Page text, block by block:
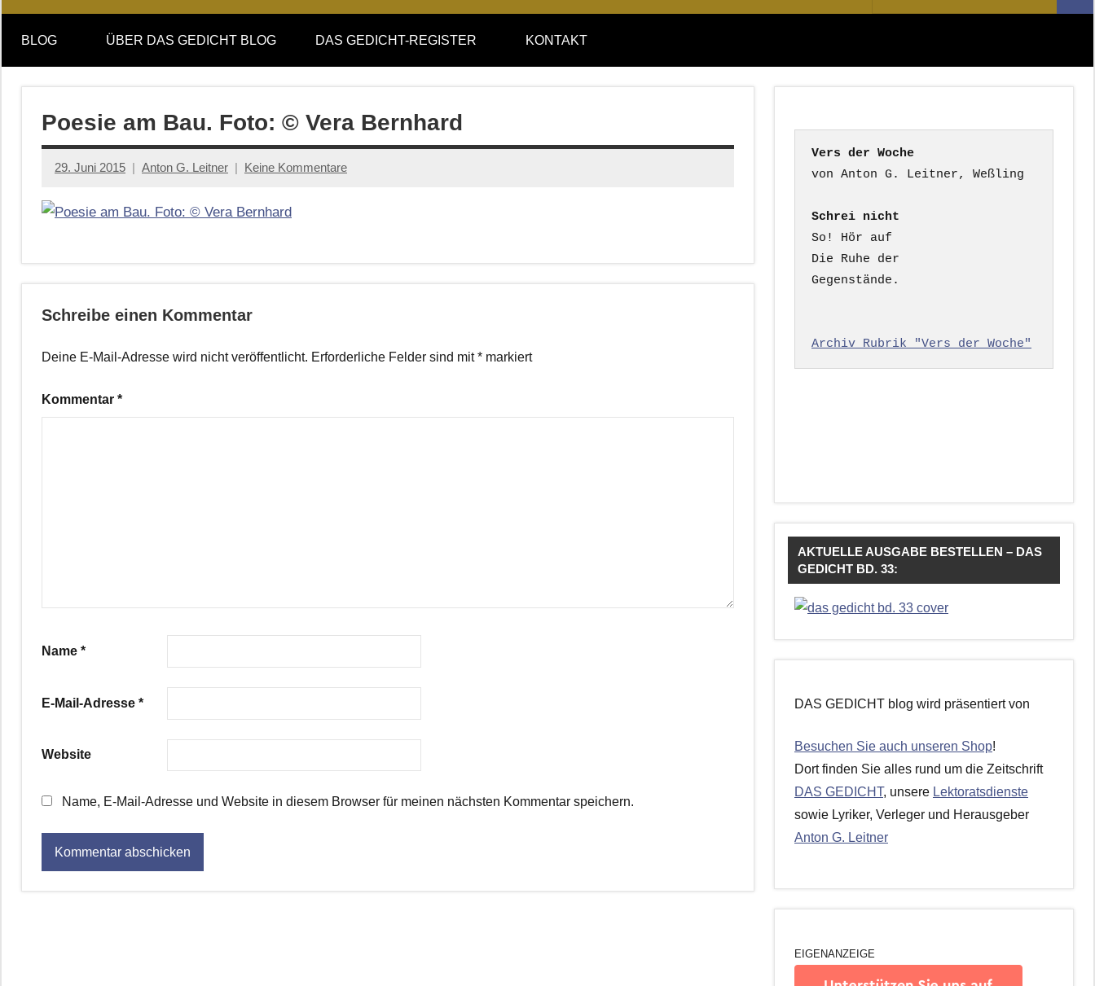
DAS
GEDICHT
blog
DAS
GEDICHT.
Zeitschrift
nach:
BLOG ÜBER DAS GEDICHT BLOG DAS GEDICHT-REGISTER KONTAKT
Poesie am Bau. Foto: © Vera Bernhard
29. Juni 2015 Anton G. Leitner Keine Kommentare
Schreibe einen Kommentar
Deine E-Mail-Adresse wird nicht veröffentlicht. Erforderliche Felder sind mit* markiert
Kommentar *
Name *
E-Mail-Adresse *
Website
Name, E-Mail-Adresse und Website in diesem Browser für meinen nächsten Kommentar speichern.
Vers der Woche
Schrei nicht
So! Hör auf
Die Ruhe der
Gegenstände.
Archiv Rubrik "Vers der Woche"
AKTUELLE AUSGABE BESTELLEN – DAS
GEDICHT BD. 33:
DAS GEDICHT blog wird präsentiert von
Besuchen Sie auch unseren Shop!
Dort finden Sie alles rund um die Zeitschrift
DAS GEDICHT, unsere Lektoratsdienste
sowie Lyriker, Verleger und Herausgeber
Anton G. Leitner
EIGENANZEIGE